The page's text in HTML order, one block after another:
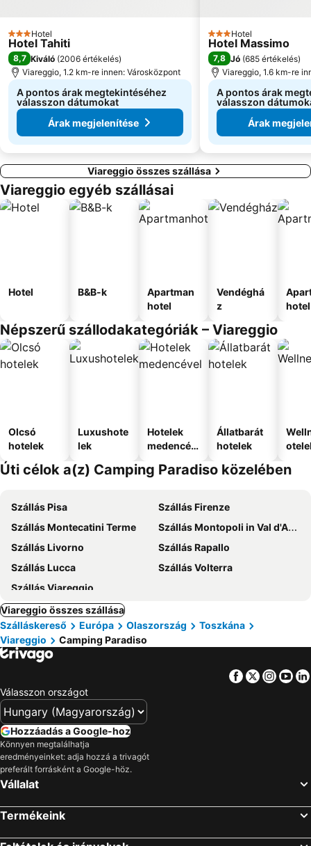
3 Kategória
Hotel
Hotel Tahiti
8,7 Kiváló (2006 értékelés)
Viareggio, 1.2 km-re innen: Városközpont
A pontos árak megtekintéséhez
válasszon dátumokat
Árak megjelenítése
3 Kategória
Hotel
Hotel Massimo
7,8 Jó (685 értékelés)
Viareggio, 1.6 km-re
A pontos árak
válasszon
Árak
Viareggio összes szállása
Viareggio egyéb szállásai
Hotel B&B-k
Apartman
hotel
Vendéghá
z
hotel
Népszerű szállodakategóriák – Viareggio
Olcsó
hotelek
Luxushote
lek
Hotelek
medencév
Állatbarát
hotelek
Úti célok a(z) Camping Paradiso közelében
Szállás Pisa
Szállás Firenze
Szállás Montecatini Terme
Szállás Montopoli in Val d'Arno
Szállás Livorno
Szállás Rapallo
Szállás Lucca
Szállás Volterra
Szállás Viareggio
Viareggio összes szállása
Szálláskereső
Európa Olaszország
Toszkána
Viareggio
Camping Paradiso
Facebook
Twitter
Válasszon országot
Hozzáadás a Google-hoz
Könnyen megtalálhatja
eredményeinket: adja hozzá a trivagót
preferált forrásként a Google-höz.
Vállalat
Termékeink